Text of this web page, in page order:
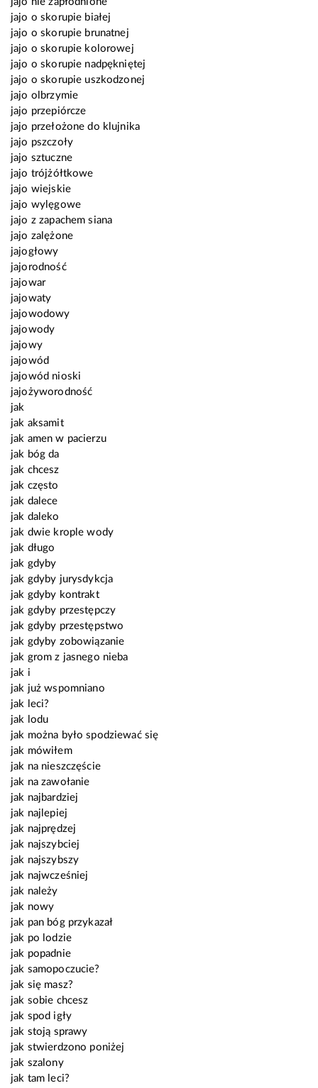
jajo o skorupie białej
jajo o skorupie brunatnej
jajo o skorupie kolorowej
jajo o skorupie nadpękniętej
jajo o skorupie uszkodzonej
jajo olbrzymie
jajo przepiórcze
jajo przełożone do klujnika
jajo pszczoły
jajo sztuczne
jajo trójżółtkowe
jajo wiejskie
jajo wylęgowe
jajo z zapachem siana
jajo zalężone
jajogłowy
jajorodność
jajowar
jajowaty
jajowodowy
jajowody
jajowy
jajowód
jajowód nioski
jajożyworodność
jak
jak aksamit
jak amen w pacierzu
jak bóg da
jak chcesz
jak często
jak dalece
jak daleko
jak dwie krople wody
jak długo
jak gdyby
jak gdyby jurysdykcja
jak gdyby kontrakt
jak gdyby przestępczy
jak gdyby przestępstwo
jak gdyby zobowiązanie
jak grom z jasnego nieba
jak i
jak już wspomniano
jak leci?
jak lodu
jak można było spodziewać się
jak mówiłem
jak na nieszczęście
jak na zawołanie
jak najbardziej
jak najlepiej
jak najprędzej
jak najszybciej
jak najszybszy
jak najwcześniej
jak należy
jak nowy
jak pan bóg przykazał
jak po lodzie
jak popadnie
jak samopoczucie?
jak się masz?
jak sobie chcesz
jak spod igły
jak stoją sprawy
jak stwierdzono poniżej
jak szalony
jak tam leci?